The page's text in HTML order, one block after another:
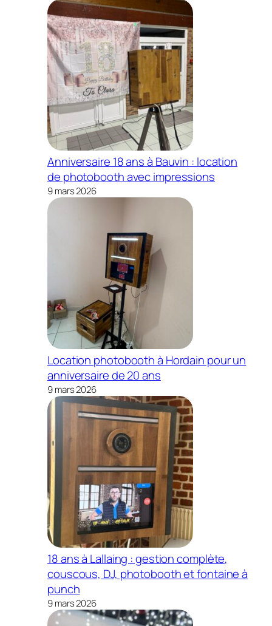
Anniversaire 18 ans à Bauvin : location
de photobooth avec impressions
9 mars 2026
Location photobooth à Hordain pour un
anniversaire de 20 ans
9 mars 2026
18 ans à Lallaing : gestion complète,
couscous, DJ, photobooth et fontaine à
punch
9 mars 2026